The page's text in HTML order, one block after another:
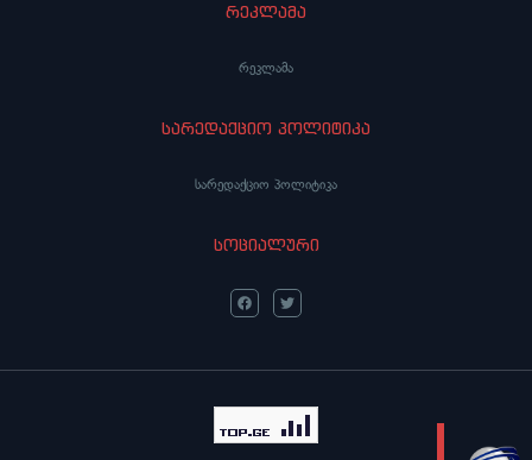
რეკლამა
რეკლამა
სარედაქციო პოლიტიკა
სარედაქციო პოლიტიკა
სოციალური